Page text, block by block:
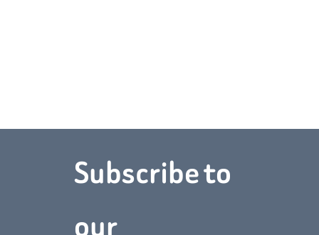
(902) 368‑1895
Subscribe to
our